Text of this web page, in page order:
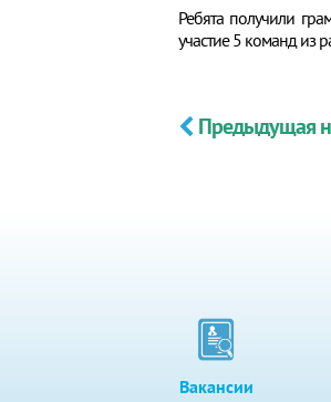
Ребята получили
участие 5 команд из
Предыдущая
Вакансии